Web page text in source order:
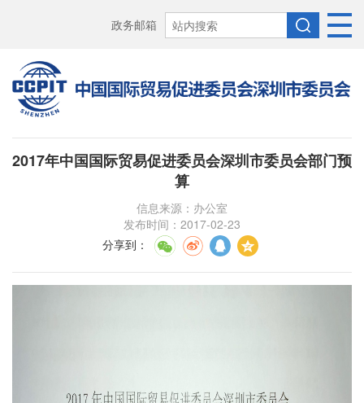
政务邮箱
2017年中国国际贸易促进委员会深圳市委员会部门预
算
信息来源：办公室
发布时间：2017-02-23
分享到 ：